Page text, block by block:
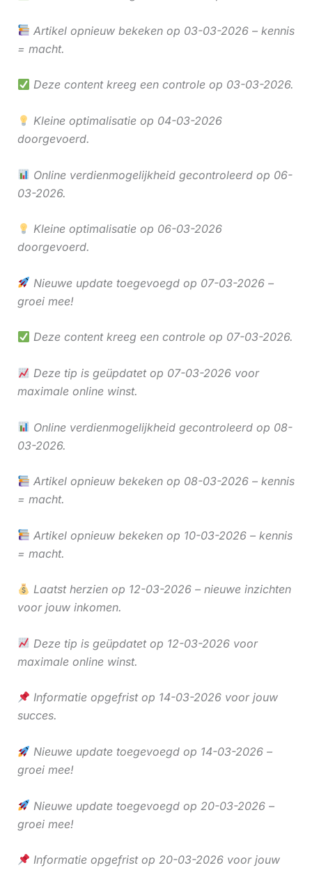
Artikel opnieuw bekeken op 03-03-2026 – kennis
= macht.
Deze content kreeg een controle op 03-03-2026.
Kleine optimalisatie op 04-03-2026
doorgevoerd.
Online verdienmogelijkheid gecontroleerd op 06-
03-2026.
Kleine optimalisatie op 06-03-2026
doorgevoerd.
Nieuwe update toegevoegd op 07-03-2026 –
groei mee!
Deze content kreeg een controle op 07-03-2026.
Deze tip is geüpdatet op 07-03-2026 voor
maximale online winst.
Online verdienmogelijkheid gecontroleerd op 08-
03-2026.
Artikel opnieuw bekeken op 08-03-2026 – kennis
= macht.
Artikel opnieuw bekeken op 10-03-2026 – kennis
= macht.
Laatst herzien op 12-03-2026 – nieuwe inzichten
voor jouw inkomen.
Deze tip is geüpdatet op 12-03-2026 voor
maximale online winst.
Informatie opgefrist op 14-03-2026 voor jouw
succes.
Nieuwe update toegevoegd op 14-03-2026 –
groei mee!
Nieuwe update toegevoegd op 20-03-2026 –
groei mee!
Informatie opgefrist op 20-03-2026 voor jouw